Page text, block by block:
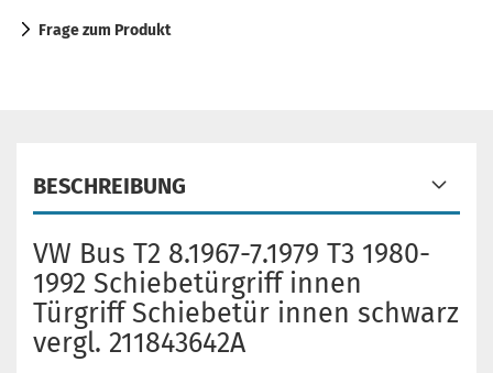
Frage zum Produkt
BESCHREIBUNG
VW Bus T2 8.1967-7.1979 T3 1980-
1992 Schiebetürgriff innen
Türgriff Schiebetür innen schwarz
vergl. 211843642A